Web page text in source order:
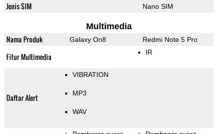
Jenis SIM Nano SIM
Multimedia
Nama Produk Galaxy On8 Redmi Note 5 Pro
Fitur Multimedia IR
Daftar Alert
VIBRATION
MP3
WAV